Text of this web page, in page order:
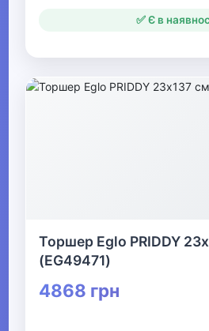
✅ Є в
Торшер Eglo PRIDDY
(EG49471)
4868 грн